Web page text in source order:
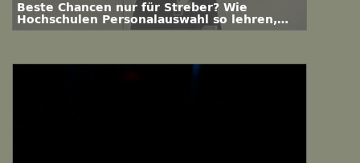
Beste Chancen nur für Streber? Wie
Hochschulen Personalauswahl so lehren,
dass die Studierenden wirklich etwas davon